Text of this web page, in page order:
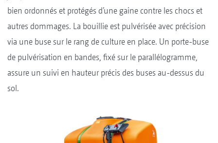
bien ordonnés et protégés d’une gaine contre les chocs et
autres dommages. La bouillie est pulvérisée avec précision
via une buse sur le rang de culture en place. Un porte-buse
de pulvérisation en bandes, fixé sur le parallélogramme,
assure un suivi en hauteur précis des buses au-dessus du
sol.